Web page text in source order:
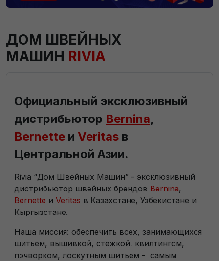
ДОМ ШВЕЙНЫХ
МАШИН RIVIA
Официальный эксклюзивный
дистрибьютор Bernina,
Bernette и Veritas в
Центральной Азии.
Rivia “Дом Швейных Машин” - эксклюзивный
дистрибьютор швейных брендов Bernina,
Bernette и Veritas в Казахстане, Узбекистане и
Кыргызстане.
Наша миссия: обеспечить всех, занимающихся
шитьем, вышивкой, стежкой, квилтингом,
пэчворком, лоскутным шитьем - самым